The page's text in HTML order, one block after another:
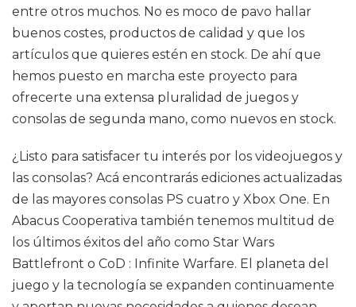
entre otros muchos. No es moco de pavo hallar
buenos costes, productos de calidad y que los
artículos que quieres estén en stock. De ahí que
hemos puesto en marcha este proyecto para
ofrecerte una extensa pluralidad de juegos y
consolas de segunda mano, como nuevos en stock.
¿Listo para satisfacer tu interés por los videojuegos y
las consolas? Acá encontrarás ediciones actualizadas
de las mayores consolas PS cuatro y Xbox One. En
Abacus Cooperativa también tenemos multitud de
los últimos éxitos del año como Star Wars
Battlefront o CoD : Infinite Warfare. El planeta del
juego y la tecnología se expanden continuamente